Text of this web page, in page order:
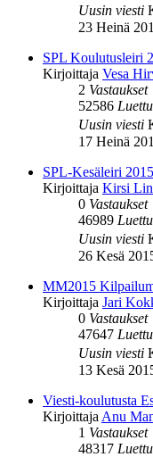
Uusin viesti
23 Heinä
SPL Koulutusleiri
Kirjoittaja Vesa
2 Vastaukset
52586 Luettu
Uusin viesti
17 Heinä
SPL-Kesäleiri 2015
Kirjoittaja Kirsi
0 Vastaukset
46989 Luettu
Uusin viesti
26 Kesä
MM2015
Kirjoittaja Jari
0 Vastaukset
47647 Luettu
Uusin viesti
13 Kesä
Viesti-koulutusta
Kirjoittaja Anu
1 Vastaukset
48317 Luettu